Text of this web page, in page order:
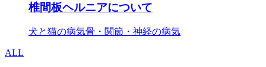
椎間板ヘルニアについて
犬と猫の病気骨・関節・神経の病気
ALL